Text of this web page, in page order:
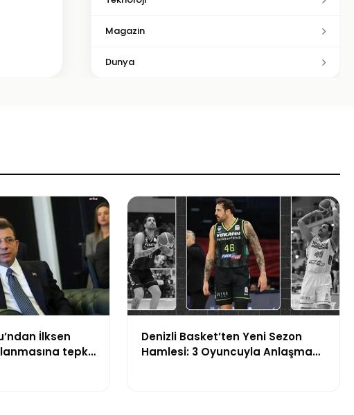
Magazin
Dunya
İlksen
tepki:
Denizli Basket’ten Yeni Sezon
Hamlesi: 3 Oyuncuyla Anlaşma